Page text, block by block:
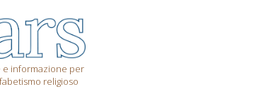
e informazione per
religioso